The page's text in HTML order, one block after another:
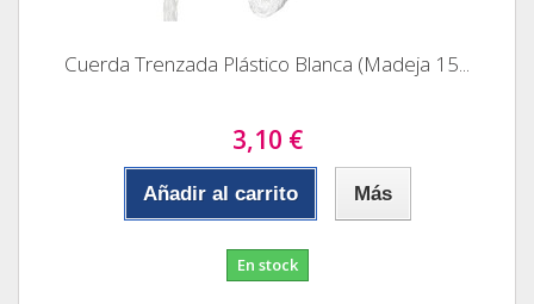
Cuerda Trenzada Plástico Blanca (Madeja 15...
3,10 €
Añadir al carrito Más
En stock